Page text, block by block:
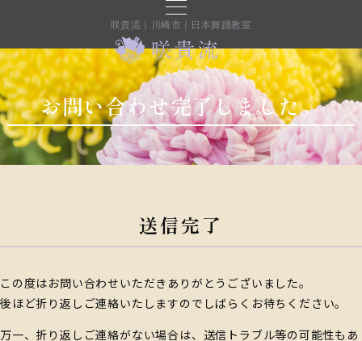
咲貴流｜川崎市｜日本舞踊教室
お問い合わせ完了しました。
送信完了
この度はお問い合わせいただきありがとうございました。
後ほど折り返しご連絡いたしますのでしばらくお待ちください。
万一、折り返しご連絡がない場合は、送信トラブル等の可能性もあ